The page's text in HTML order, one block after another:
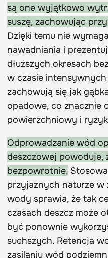
są one wyjątkowo
suszę, zachowując
Dzięki temu nie
nawadniania i
dłuższych okresach
w czasie
zachowują się jak
opadowe, co znacznie
powierzchniowy i
Odprowadzanie wód
deszczowej powoduje,
bezpowrotnie.
przyjaznych naturze w
wody sprawia, że tak
czasach deszcz może
być ponownie
suchszych. Retencja
zasilaniu wód